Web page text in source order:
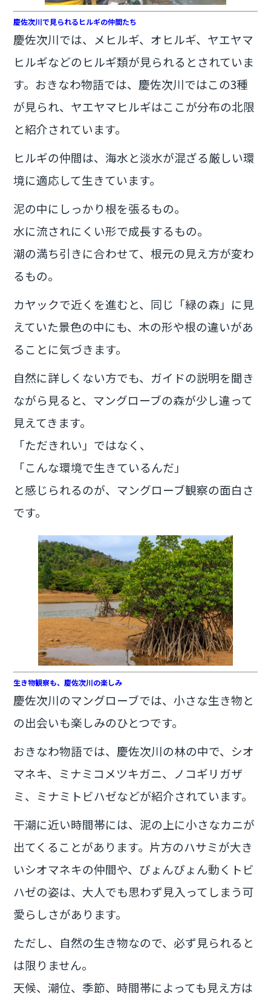
慶佐次川で見られるヒルギの仲間たち
慶佐次川では、メヒルギ、オヒルギ、ヤエヤマ
ヒルギなどのヒルギ類が見られるとされていま
す。おきなわ物語では、慶佐次川ではこの3種
が見られ、ヤエヤマヒルギはここが分布の北限
と紹介されています。
ヒルギの仲間は、海水と淡水が混ざる厳しい環
境に適応して生きています。
泥の中にしっかり根を張るもの。
水に流されにくい形で成長するもの。
潮の満ち引きに合わせて、根元の見え方が変わ
るもの。
カヤックで近くを進むと、同じ「緑の森」に見
えていた景色の中にも、木の形や根の違いがあ
ることに気づきます。
自然に詳しくない方でも、ガイドの説明を聞き
ながら見ると、マングローブの森が少し違って
見えてきます。
「ただきれい」ではなく、
「こんな環境で生きているんだ」
と感じられるのが、マングローブ観察の面白さ
です。
生き物観察も、慶佐次川の楽しみ
慶佐次川のマングローブでは、小さな生き物と
の出会いも楽しみのひとつです。
おきなわ物語では、慶佐次川の林の中で、シオ
マネキ、ミナミコメツキガニ、ノコギリガザ
ミ、ミナミトビハゼなどが紹介されています。
干潮に近い時間帯には、泥の上に小さなカニが
出てくることがあります。片方のハサミが大き
いシオマネキの仲間や、ぴょんぴょん動くトビ
ハゼの姿は、大人でも思わず見入ってしまう可
愛らしさがあります。
ただし、自然の生き物なので、必ず見られると
は限りません。
天候、潮位、季節、時間帯によっても見え方は